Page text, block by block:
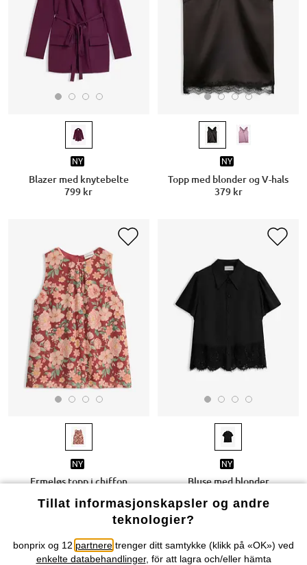
NY
Blazer med knytebelte
799 kr
NY
Topp med blonder og V-hals
379 kr
NY
Ermeløs topp i chiffon
NY
Bluse med blonder
Tillat informasjonskapsler og andre
teknologier?
bonprix og 12 partnere trenger ditt samtykke (klikk på «OK») ved
enkelte databehandlinger, för att lagra och/eller hämta